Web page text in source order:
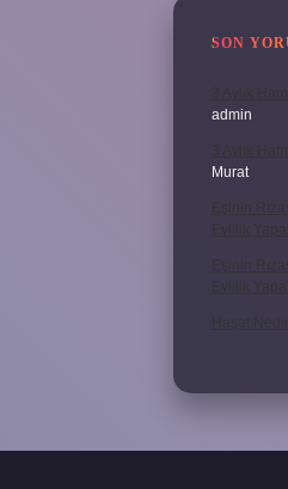
SON
3 Aylık
admin
3 Aylık
Murat
Eşinin
Evlilik
Eşinin
Evlilik
Haşat